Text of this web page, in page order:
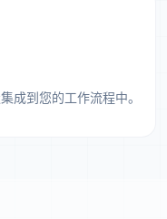
成到您的工作流程中。